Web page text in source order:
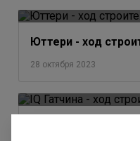
Юттери - ход
28 октября 2023